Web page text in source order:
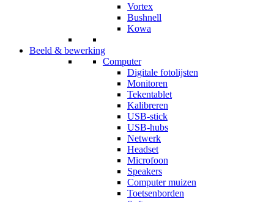
Vortex
Bushnell
Kowa
Beeld & bewerking
Computer
Digitale fotolijsten
Monitoren
Tekentablet
Kalibreren
USB-stick
USB-hubs
Netwerk
Headset
Microfoon
Speakers
Computer muizen
Toetsenborden